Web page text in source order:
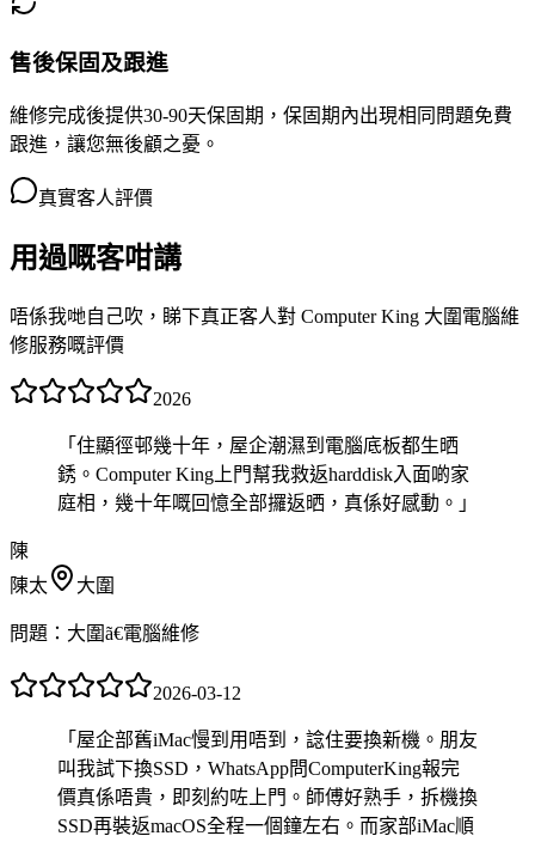
售後保固及跟進
維修完成後提供30-90天保固期，保固期內出現相同問題免費
跟進，讓您無後顧之憂。
真實客人評價
用過嘅客咁講
唔係我哋自己吹，睇下真正客人對 Computer King 大圍電腦維
修服務嘅評價
2026
「 住顯徑邨幾十年，屋企潮濕到電腦底板都生晒
銹。Computer King上門幫我救返harddisk入面啲家
庭相，幾十年嘅回憶全部攞返晒，真係好感動。 」
陳
陳太
大圍
問題： 大圍ã€電腦維修
2026-03-12
「 屋企部舊iMac慢到用唔到，諗住要換新機。朋友
叫我試下換SSD，WhatsApp問ComputerKing報完
價真係唔貴，即刻約咗上門。師傅好熟手，拆機換
SSD再裝返macOS全程一個鐘左右。而家部iMac順